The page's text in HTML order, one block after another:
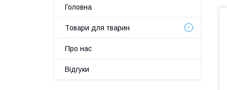
Головна
Товари для тварин
Про нас
Відгуки